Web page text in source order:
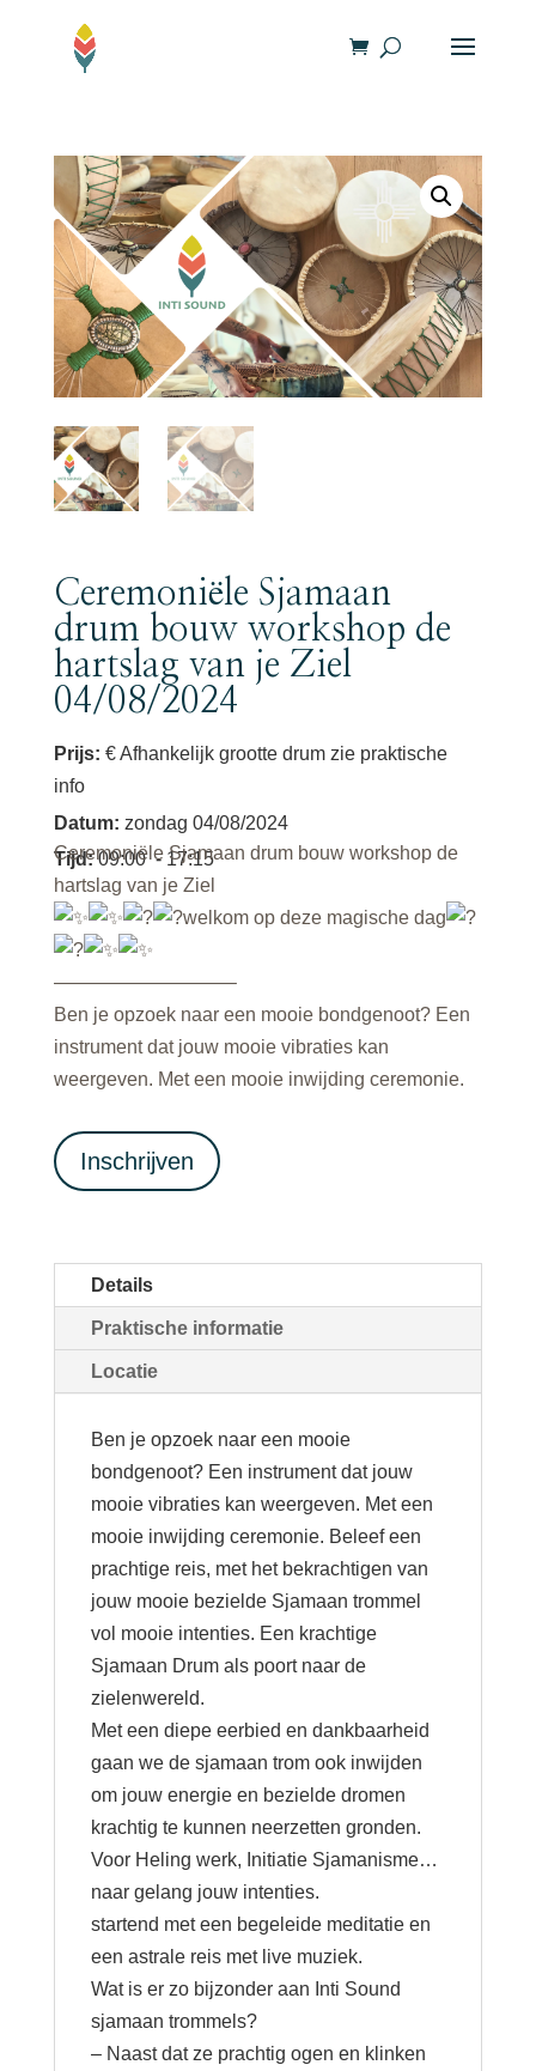
Ceremoniële Sjamaan
drum bouw workshop de
hartslag van je Ziel
04/08/2024
Prijs: € Afhankelijk grootte drum zie praktische
info
Datum: zondag 04/08/2024
Tijd:09:00 - 17:15
Ceremoniële Sjamaan drum bouw workshop de
hartslag van je Ziel
welkom op deze magische dag
—————————–
Ben je opzoek naar een mooie bondgenoot? Een
instrument dat jouw mooie vibraties kan
weergeven. Met een mooie inwijding ceremonie.
Inschrijven
Details
Praktische informatie
Locatie
Ben je opzoek naar een mooie
bondgenoot? Een instrument dat jouw
mooie vibraties kan weergeven. Met een
mooie inwijding ceremonie. Beleef een
prachtige reis, met het bekrachtigen van
jouw mooie bezielde Sjamaan trommel
vol mooie intenties. Een krachtige
Sjamaan Drum als poort naar de
zielenwereld.
Met een diepe eerbied en dankbaarheid
gaan we de sjamaan trom ook inwijden
om jouw energie en bezielde dromen
krachtig te kunnen neerzetten gronden.
Voor Heling werk, Initiatie Sjamanisme…
naar gelang jouw intenties.
startend met een begeleide meditatie en
een astrale reis met live muziek.
Wat is er zo bijzonder aan Inti Sound
sjamaan trommels?
– Naast dat ze prachtig ogen en klinken